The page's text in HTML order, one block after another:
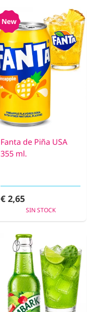
New
Fanta de Piña USA
355 ml.
€ 2,65
SIN STOCK